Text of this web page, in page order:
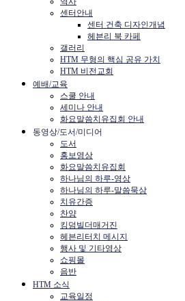
센터안내
센터 건축 디자인개념
헤븐리 북 카페
갤러리
HTM 무형의 핵심 공유 가치
HTM 비전교회
예배/교육
스쿨 안내
세미나 안내
화요말씀치유집회 안내
동영상/도서/미디어
도서
홍보영상
화요말씀치유집회
하나님의 하루-영상
하나님의 하루-말씀묵상
치유간증
찬양
킹덤빌더매거진
헤븐리터치 메시지
행사 및 기타영상
쇼핑몰
음반
HTM 소식
교육일정